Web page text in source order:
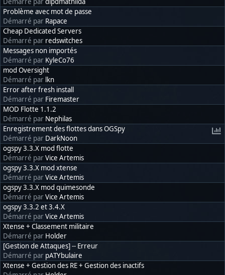
Problème avec mot de passe
Démarré par Rapace
Cheap Dedicated Servers
Démarré par redswitches
Messages non importés
Démarré par KyleCo76
mod Oversight
Démarré par lkn
Error after fresh install
Démarré par Firemaster
MOD Flotte 1.1.2
Démarré par Nephilas
Enregistrement des flottes dans OGSpy
Démarré par DarkNoon
ogspy 3.3.X mod flotte
Démarré parVice Artemis
ogspy 3.3.X mod xtense
Démarré parVice Artemis
ogspy 3.3.X mod quimesonde
Démarré parVice Artemis
ogspy 3.3.2 et 3.4.X
Démarré parVice Artemis
Xtense + Classement militaire
Démarré par Holder
[Gestion de Attaques] -- Erreur
Démarré par pATYbulaire
Xtense + Gestion des RE + Gestion des inactifs